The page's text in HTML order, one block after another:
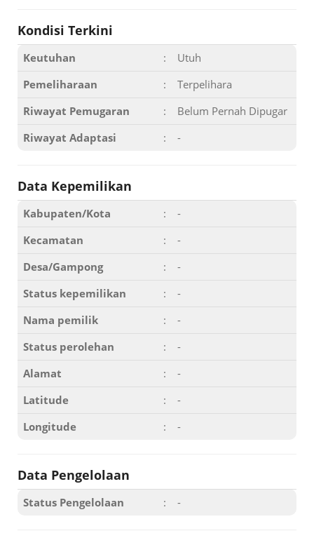
Kondisi Terkini
Keutuhan :
Utuh
Pemeliharaan
:
Terpelihara
Riwayat Pemugaran
:
Belum Pernah Dipugar
Riwayat Adaptasi
: -
Data Kepemilikan
Kabupaten/Kota :
-
Kecamatan
:
-
Desa/Gampong
:
-
Status kepemilikan
:
-
Nama pemilik
:
-
Status perolehan
:
-
Alamat
:
-
Latitude
:
-
Longitude
: -
Data Pengelolaan
Status Pengelolaan : -